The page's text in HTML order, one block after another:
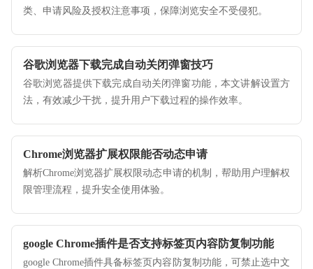
类、申请风险及授权注意事项，保障浏览安全不受侵犯。
谷歌浏览器下载完成自动关闭弹窗技巧
谷歌浏览器提供下载完成自动关闭弹窗功能，本文讲解设置方
法，有效减少干扰，提升用户下载过程的操作效率。
Chrome浏览器扩展权限能否动态申请
解析Chrome浏览器扩展权限动态申请的机制，帮助用户理解权
限管理流程，提升安全使用体验。
google Chrome插件是否支持标签页内容防复制功能
google Chrome插件具备标签页内容防复制功能，可禁止选中文